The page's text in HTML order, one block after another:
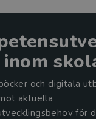
inom
och digitala
aktuella
för